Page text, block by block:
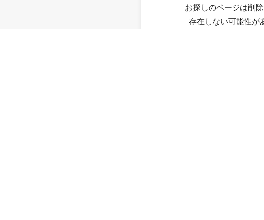
お探しのページは削除
存在しない可能性が